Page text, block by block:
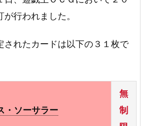
行われました。
されたカードは以下の３１枚で
・ソーサラー
無
制